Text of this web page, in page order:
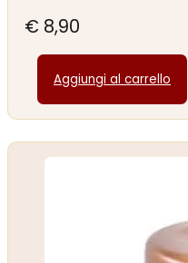
€ 8,90
Aggiungi al carrello